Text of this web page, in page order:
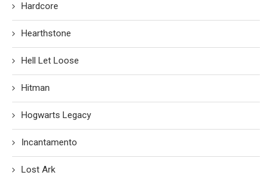
Hardcore
Hearthstone
Hell Let Loose
Hitman
Hogwarts Legacy
Incantamento
Lost Ark